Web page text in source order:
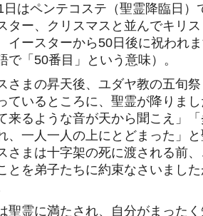
日はペンテコステ（聖霊降臨日）
ター、クリスマスと並んでキリ
イースターから50日後に祝われ
で「50番目」という意味）。
さまの昇天後、ユダヤ教の五旬
ているところに、聖霊が降りま
来るような音が天から聞こえ」
、一人一人の上にとどまった」
さまは十字架の死に渡される前
とを弟子たちに約束なさいまし
聖霊に満たされ、自分がまった